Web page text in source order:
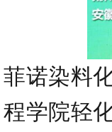
菲诺染料
程学院轻